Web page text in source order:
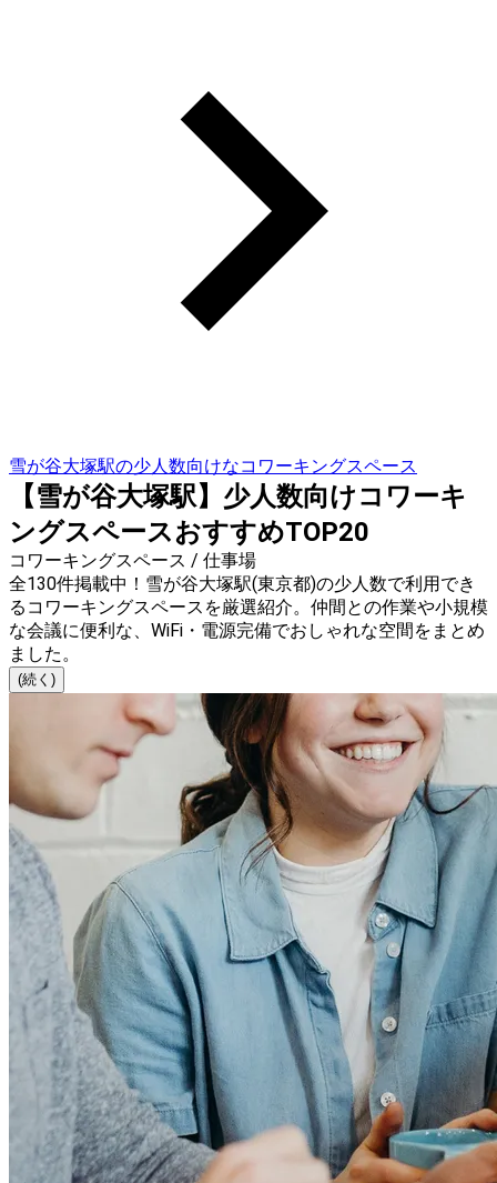
雪が谷大塚駅の少人数向けなコワーキングスペース
【雪が谷大塚駅】少人数向けコワーキ
ングスペースおすすめTOP20
コワーキングスペース / 仕事場
全130件掲載中！雪が谷大塚駅(東京都)の少人数で利用でき
るコワーキングスペースを厳選紹介。仲間との作業や小規模
な会議に便利な、WiFi・電源完備でおしゃれな空間をまとめ
ました。
(続く)